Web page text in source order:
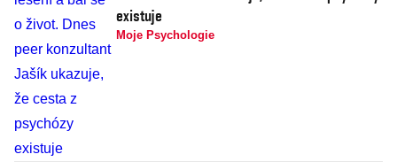
existuje
Moje Psychologie